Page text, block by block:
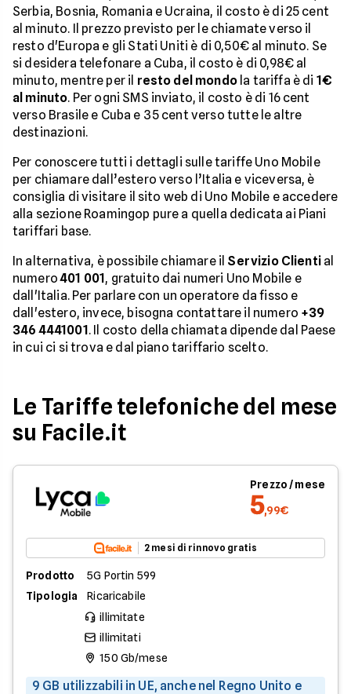
Serbia, Bosnia, Romania e Ucraina, il costo è di 25 cent
al minuto. Il prezzo previsto per le chiamate verso il
resto d'Europa e gli Stati Uniti è di 0,50€ al minuto. Se
si desidera telefonare a Cuba, il costo è di 0,98€ al
minuto, mentre per il resto del mondola tariffa è di 1€
al minuto. Per ogni SMS inviato, il costo è di 16 cent
verso Brasile e Cuba e 35 cent verso tutte le altre
destinazioni.
Per conoscere tutti i dettagli sulle tariffe Uno Mobile
per chiamare dall’estero verso l’Italia e viceversa, è
consiglia di visitare il sito web di Uno Mobile e accedere
alla sezione Roamingop pure a quella dedicata ai Piani
tariffari base.
In alternativa, è possibile chiamare il Servizio Cliential
numero401 001, gratuito dai numeri Uno Mobile e
dall'Italia. Per parlare con un operatore da fisso e
dall'estero, invece, bisogna contattare il numero +39
346 4441001. Il costo della chiamata dipende dal Paese
in cui ci si trova e dal piano tariffario scelto.
Le Tariffe telefoniche del mese
su Facile.it
Prezzo / mese
5,99€
2 mesi di rinnovo gratis
Prodotto
5G Portin 599
Tipologia
Ricaricabile
illimitate
illimitati
150 Gb/mese
9 GB utilizzabili in UE, anche nel Regno Unito e